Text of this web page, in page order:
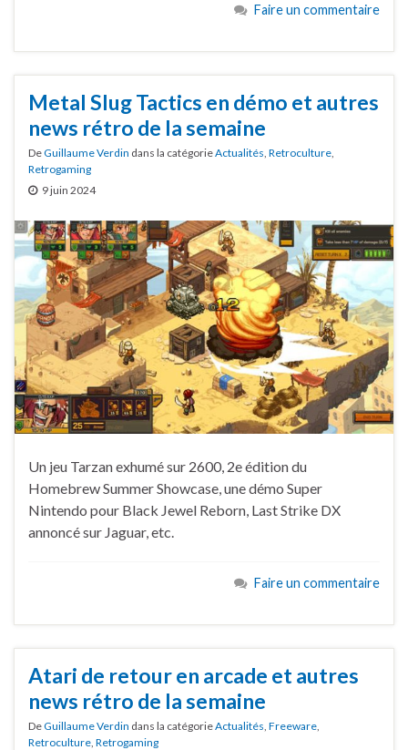
Faire un commentaire
Metal Slug Tactics en démo et autres
news rétro de la semaine
DeGuillaume Verdin dans la catégorieActualités Retroculture
Retrogaming
9 juin 2024
Un jeu Tarzan exhumé sur 2600, 2e édition du
Homebrew Summer Showcase, une démo Super
Nintendo pour Black Jewel Reborn, Last Strike DX
annoncé sur Jaguar, etc.
Faire un commentaire
Atari de retour en arcade et autres
news rétro de la semaine
DeGuillaume Verdin dans la catégorieActualités Freeware
Retroculture Retrogaming